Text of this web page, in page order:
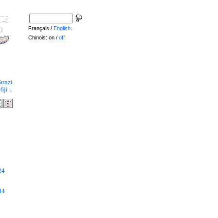
↓
Français / English
Chinois: on / off